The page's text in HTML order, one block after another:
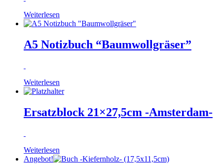
Weiterlesen
A5 Notizbuch “Baumwollgräser”
Weiterlesen
Ersatzblock 21×27,5cm -Amsterdam-
Weiterlesen
Angebot!